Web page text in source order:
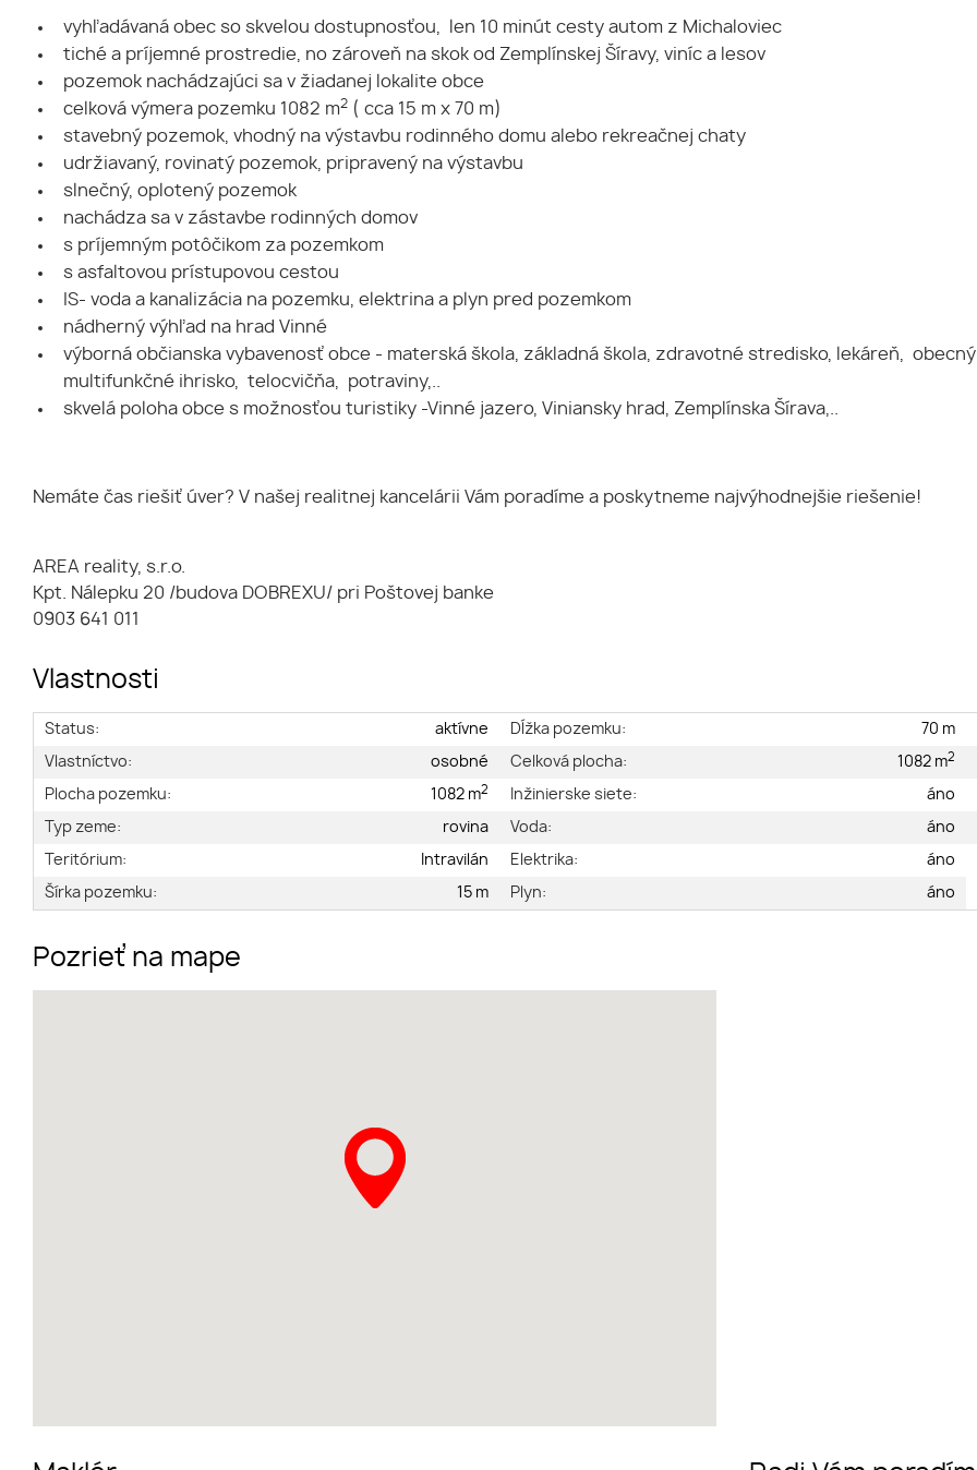
vyhľadávaná obec so skvelou dostupnosťou, len 10 minút cesty autom z Michaloviec
tiché a príjemné prostredie, no zároveň na skok od Zemplínskej Šíravy, viníc a lesov
pozemok nachádzajúci sa v žiadanej lokalite obce
celková výmera pozemku 1082 m2 ( cca 15 m x 70 m)
stavebný pozemok, vhodný na výstavbu rodinného domu alebo rekreačnej chaty
udržiavaný, rovinatý pozemok, pripravený na výstavbu
slnečný, oplotený pozemok
nachádza sa v zástavbe rodinných domov
s príjemným potôčikom za pozemkom
s asfaltovou prístupovou cestou
IS- voda a kanalizácia na pozemku, elektrina a plyn pred pozemkom
nádherný výhľad na hrad Vinné
výborná občianska vybavenosť obce - materská škola, základná škola, zdravotné stredisko, lekáreň,
multifunkčné ihrisko, telocvičňa, potraviny,..
skvelá poloha obce s možnosťou turistiky -Vinné jazero, Viniansky hrad, Zemplínska Šírava,..
Nemáte čas riešiť úver? V našej realitnej kancelárii Vám poradíme a poskytneme najvýhodnejšie riešenie!
AREA reality, s.r.o.
Kpt. Nálepku 20 /budova DOBREXU/ pri Poštovej banke
0903 641 011
Vlastnosti
Status:
aktívne
Vlastníctvo:
osobné
Plocha pozemku:
1082 m2
Typ zeme:
rovina
Teritórium:
Intravilán
Šírka pozemku:
15 m
Dĺžka pozemku:
70 m
Celková plocha:
1082 m2
Inžinierske siete:
áno
Voda:
áno
Elektrika:
áno
Plyn:
áno
Pozrieť na mape